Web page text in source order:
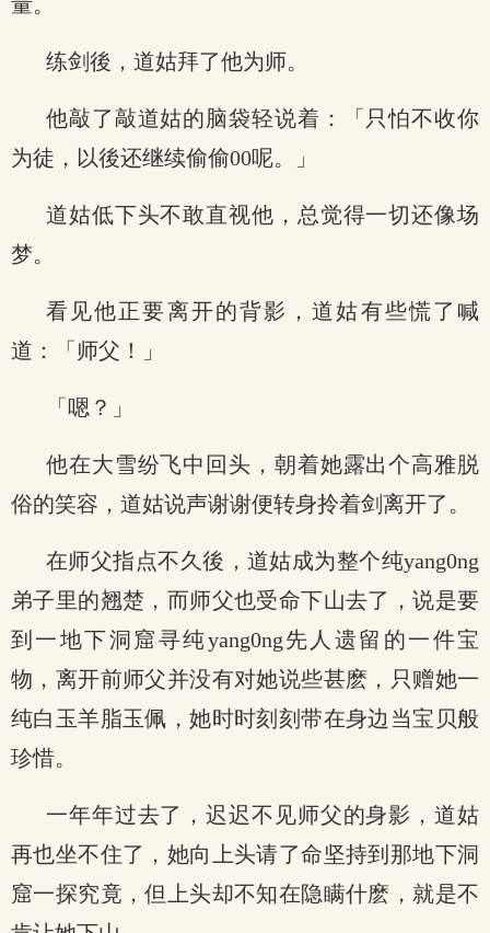
练剑後，道姑拜了他为师。
他敲了敲道姑的脑袋轻说着：「只怕不收你
为徒，以後还继续偷偷00呢。」
道姑低下头不敢直视他，总觉得一切还像场
梦。
看见他正要离开的背影，道姑有些慌了喊
道：「师父！」
「嗯？」
他在大雪纷飞中回头，朝着她露出个高雅脱
俗的笑容，道姑说声谢谢便转身拎着剑离开了。
在师父指点不久後，道姑成为整个纯yang0ng
弟子里的翘楚，而师父也受命下山去了，说是要
到一地下洞窟寻纯yang0ng先人遗留的一件宝
物，离开前师父并没有对她说些甚麽，只赠她一
纯白玉羊脂玉佩，她时时刻刻带在身边当宝贝般
珍惜。
一年年过去了，迟迟不见师父的身影，道姑
再也坐不住了，她向上头请了命坚持到那地下洞
窟一探究竟，但上头却不知在隐瞒什麽，就是不